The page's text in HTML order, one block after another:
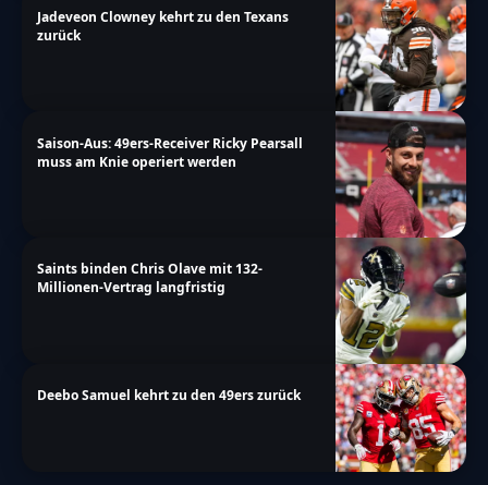
Jadeveon Clowney kehrt zu den Texans
zurück
Saison-Aus: 49ers-Receiver Ricky Pearsall
muss am Knie operiert werden
Saints binden Chris Olave mit 132-
Millionen-Vertrag langfristig
Deebo Samuel kehrt zu den 49ers zurück